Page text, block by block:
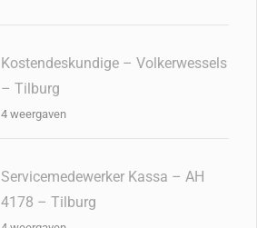
Kostendeskundige – Volkerwessels
– Tilburg
4 weergaven
Servicemedewerker Kassa – AH
4178 – Tilburg